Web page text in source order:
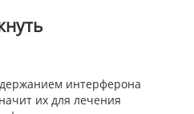
интерферона
их для лечения